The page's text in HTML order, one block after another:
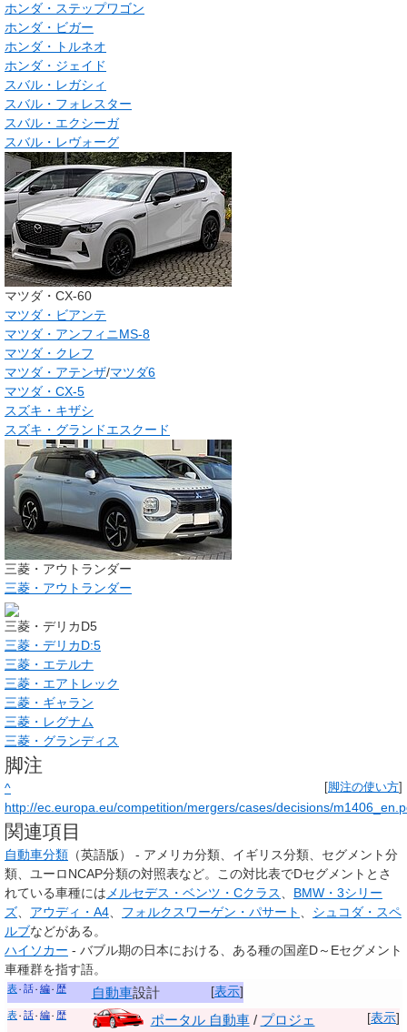
ホンダ・ステップワゴン
ホンダ・ビガー
ホンダ・トルネオ
ホンダ・ジェイド
スバル・レガシィ
スバル・フォレスター
スバル・エクシーガ
スバル・レヴォーグ
マツダ・CX-60
マツダ・ビアンテ
マツダ・アンフィニMS-8
マツダ・クレフ
マツダ・アテンザ/マツダ6
マツダ・CX-5
スズキ・キザシ
スズキ・グランドエスクード
三菱・アウトランダー
三菱・アウトランダー
三菱・デリカD5
三菱・デリカD:5
三菱・エテルナ
三菱・エアトレック
三菱・ギャラン
三菱・レグナム
三菱・グランディス
脚注
脚注の使い方
^
http://ec.europa.eu/competition/mergers/cases/decisions/
関連項目
自動車分類 （英語版） - アメリカ分類、イギリス分類、セグメント分
類、ユーロNCAP分類の対照表など。この対比表でDセグメントとさ
れている車種には メルセデス・ベンツ・Cクラス
BMW・3シリー
ズ
アウディ・A4 フォルクスワーゲン・パサート
シュコダ・スペ
ルブなどがある。
ハイソカー - バブル期の日本における、ある種の国産D～Eセグメント
車種群を指す語。
[表示]
表 話 編 歴 自動車設計
[表示]
表 話 編 歴 ポータル 自動車/ プロジェ